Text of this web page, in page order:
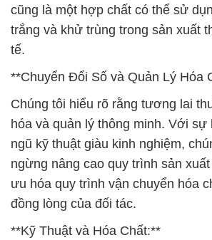
cũng là một hợp chất có thể sử
trắng và khử trùng trong sản xuất
tế.
**Chuyển Đổi Số và Quản Lý Hóa
Chúng tôi hiểu rõ rằng tương lai
hóa và quản lý thông minh. Với sự
ngũ kỹ thuật giàu kinh nghiệm,
ngừng nâng cao quy trình sản
ưu hóa quy trình vận chuyển hóa
đồng lòng của đối tác.
**Kỹ Thuật và Hóa Chất:**